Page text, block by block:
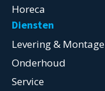
Horeca
Diensten
Levering & Montage
Onderhoud
Service